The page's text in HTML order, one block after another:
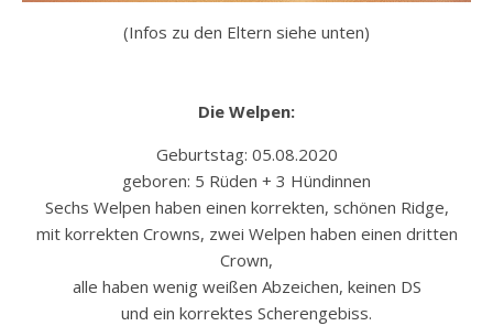
(Infos zu den Eltern siehe unten)
Die Welpen:
Geburtstag: 05.08.2020
geboren: 5 Rüden + 3 Hündinnen
Sechs Welpen haben einen korrekten, schönen Ridge,
mit korrekten Crowns, zwei Welpen haben einen dritten
Crown,
alle haben wenig weißen Abzeichen, keinen DS
und ein korrektes Scherengebiss.